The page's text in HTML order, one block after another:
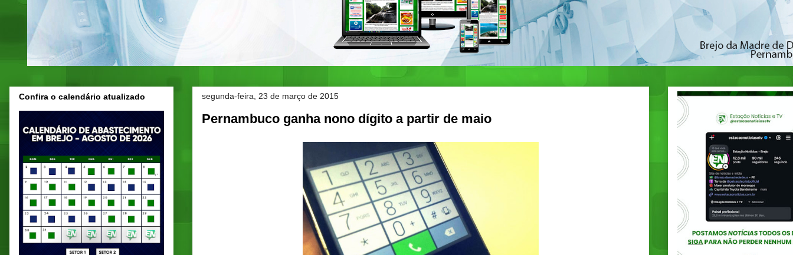
segunda-feira, 23 de março de 2015
Pernambuco ganha nono dígito a partir de maio
Confira o calendário atualizado